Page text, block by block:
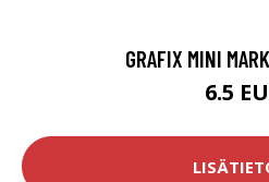
GRAFIX MINI
6.5